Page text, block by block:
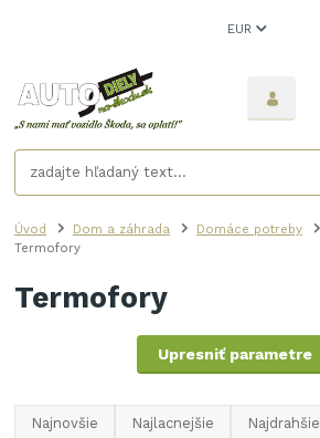
EUR
Úvod Dom a záhrada Domáce potreby
Termofory
Termofory
Upresniť parametre
Najnovšie Najlacnejšie Najdrahšie